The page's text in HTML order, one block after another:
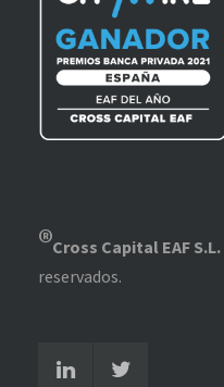
®Cross Capital EAF S.L.
reservados.